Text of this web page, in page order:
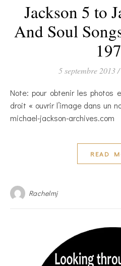
Jackson 5 to
And Soul
5 septembre 2013/
Note: pour obtenir les photos en taille réelle, un petit clic
droit « ouvrir l’image dans un
michael-jackson-archives.com
READ
Rachelmj